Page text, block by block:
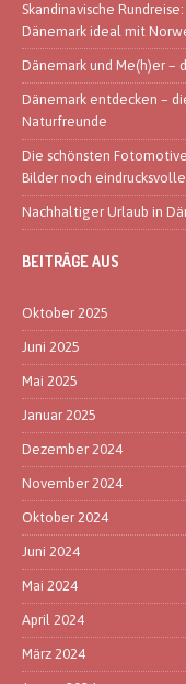
Skandinavische
Dänemark ideal mit
Dänemark und Me(h)er –
Dänemark entdecken –
Naturfreunde
Die schönsten
Bilder noch
Nachhaltiger Urlaub in
BEITRÄGE AUS
Oktober 2025
Juni 2025
Mai 2025
Januar 2025
Dezember 2024
November 2024
Oktober 2024
Juni 2024
Mai 2024
April 2024
März 2024